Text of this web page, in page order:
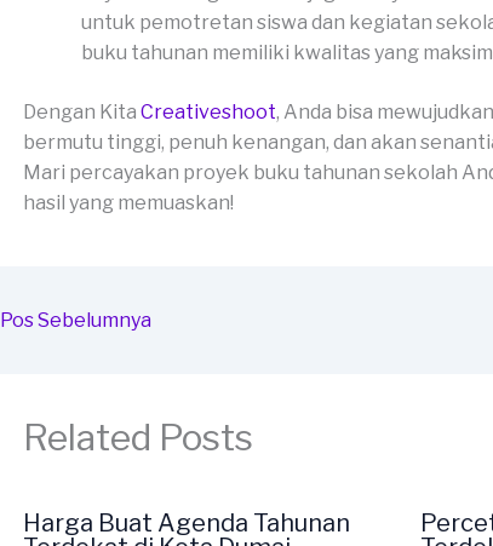
untuk pemotretan siswa dan kegiatan
buku tahunan memiliki kwalitas yang
Dengan Kita Creativeshoot, Anda bisa
bermutu tinggi, penuh kenangan, dan akan
Mari percayakan proyek buku tahunan sekolah
hasil yang memuaskan!
Pos Sebelumnya
Related Posts
Harga Buat Agenda Tahunan